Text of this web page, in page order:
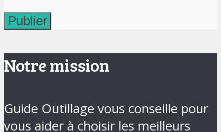
Notre mission
Guide Outillage vous conseille pour
vous aider à choisir les meilleurs